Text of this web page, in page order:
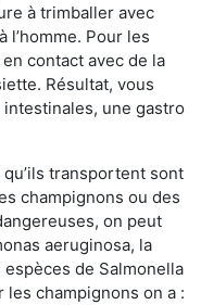
à trimballer avec
l’homme. Pour les
contact avec de la
Résultat, vous
une gastro
transportent sont
champignons ou des
on peut
aeruginosa, la
de Salmonella
champignons on a :